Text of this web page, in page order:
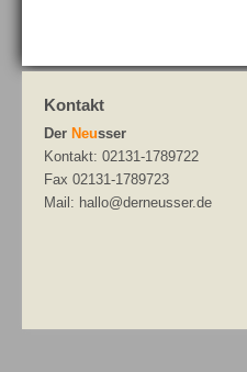
Kontakt
Der Neusser
Kontakt: 02131-1789722
Fax 02131-1789723
Mail: hallo@derneusser.de